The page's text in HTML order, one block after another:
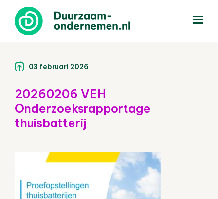
03 februari 2026
20260206 VEH
Onderzoeksrapportage
thuisbatterij